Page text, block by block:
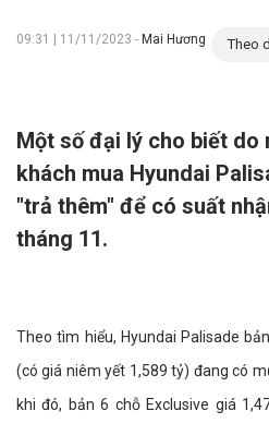
09:31 | 11/11/2023 - Mai Hương Theo
Một số đại lý cho biết do
khách mua Hyundai
"trả thêm" để có suất
tháng 11.
Theo tìm hiểu, Hyundai Palisade
(có giá niêm yết 1,589 tỷ) đang có
khi đó, bản 6 chỗ Exclusive giá